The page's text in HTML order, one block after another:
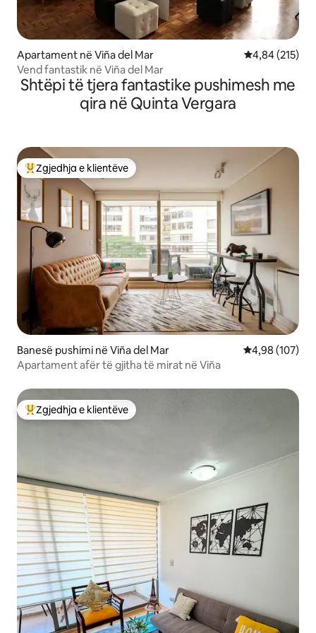
Apartament në Viña del Mar Vlerësimi
4,84 (215)
Vend fantastik në Viña del Mar
Shtëpi të tjera fantastike pushimesh me
qira në Quinta Vergara
Më të mirat e zgjedhjeve të klientëve
Zgjedhja e klientëve
Banesë pushimi në Viña del Mar Vlerësimi
4,98 (107)
Apartament afër të gjitha të mirat në Viña
Më të mirat e zgjedhjeve të klientëve
Zgjedhja e klientëve